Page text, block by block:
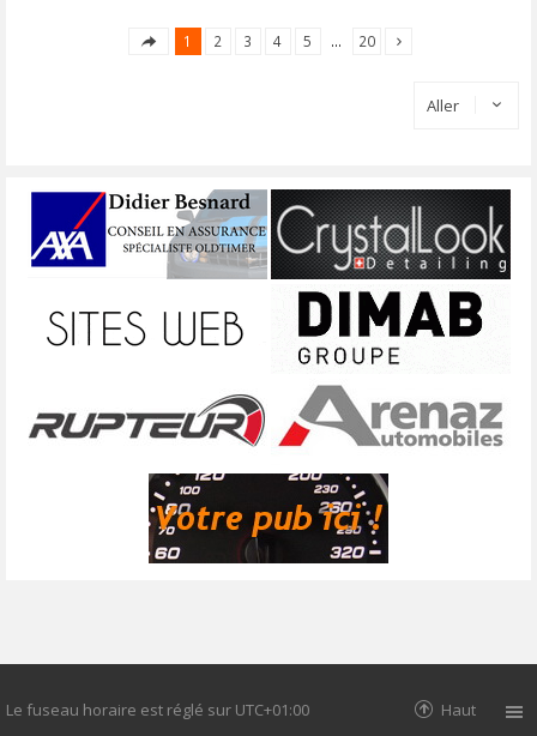
1 2 3 4 5 … 20
Aller
Le fuseau horaire est réglé sur UTC+01:00 Haut